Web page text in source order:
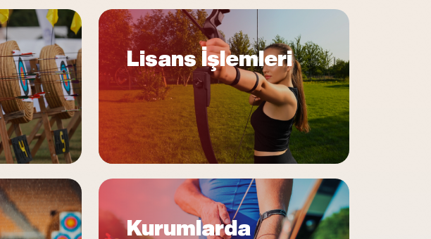
Lisans İşlemleri
Kurumlarda